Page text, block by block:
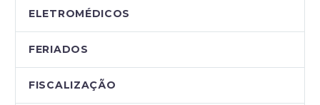
ELETROMÉDICOS
FERIADOS
FISCALIZAÇÃO